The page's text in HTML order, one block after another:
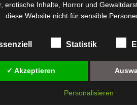
Fotobearbeitung
MPS Fotografie
Online-Shop.
erotische Inhalte, Horror und
diese Website nicht für sensible
Statistik
✓ Akzeptieren
Personalisieren